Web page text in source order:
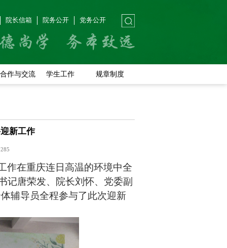
院长信箱 院务公开 党务公开
作与交流 学生工作 规章制度
新工作
285
作在重庆连日高温的环境中全
记唐荣发、院长刘怀、党委副
辅导员全程参与了此次迎新